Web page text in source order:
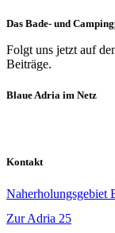
Das Bade- und
Folgt uns jetzt auf
Beiträge.
Blaue Adria im Netz
Kontakt
Naherholungsgebiet
Zur Adria 25